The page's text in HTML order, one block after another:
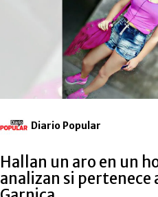
Diario Popular
Hallan un aro en un
analizan si pertenece